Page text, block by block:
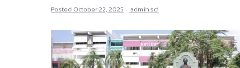
Posted October 22, 2025 admin.sci